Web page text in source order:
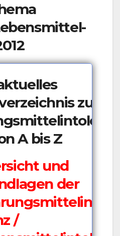
zu
A bis Z
und
der
/